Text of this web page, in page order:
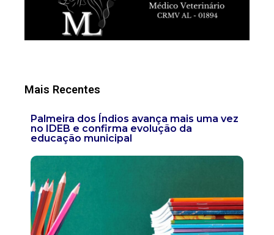
Mais Recentes
Palmeira dos Índios avança mais uma vez
no IDEB e confirma evolução da
educação municipal